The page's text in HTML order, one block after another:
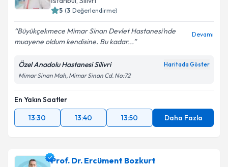
E-posta Adresiniz
Metni'ni okudum ve kişisel verilerimin belirtilen
kapsamda işlenmesini kabul ediyorum.
Takvim Talebini Gönder
5 (3 Değerlendirme)
Büyükçekmece Mimar Sinan Devlet Hastanesi’nde
muayene oldum kendisine. Bu kadar...
Devamı
Özel Anadolu Hastanesi Silivri Haritada Göster
Mimar Sinan Mah, Mimar Sinan Cd. No:72
En Yakın Saatler
13:30
13:40 13:50 Daha Fazla
Prof. Dr. Ercüment Bozkurt